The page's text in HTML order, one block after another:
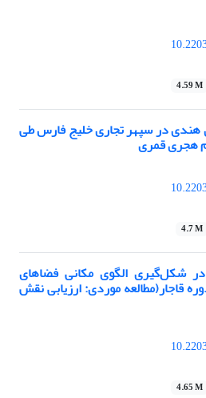
4.59 M
هندی در سپهر تجاری خلیج‌ فارس طی
هجری قمری
4.7 M
شکل‌گیری الگوی مکانی فضاهای
قاجار(مطالعه موردی:‌ ارزیابی نقش
4.65 M